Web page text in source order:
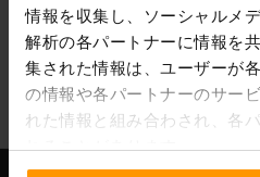
情報を収集し、ソーシャルメ
解析の各パートナーに情報を
集された情報は、ユーザーが
の情報や各パートナーのサー
れた情報と組み合わされ、各
れることがあります。
All